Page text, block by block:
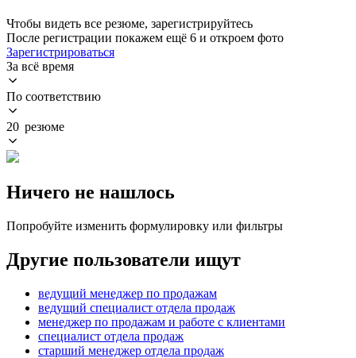
Чтобы видеть все резюме, зарегистрируйтесь
После регистрации покажем ещё 6 и откроем фото
Зарегистрироваться
За всё время
По соответствию
20 резюме
Ничего не нашлось
Попробуйте изменить формулировку или фильтры
Другие пользователи ищут
ведущий менеджер по продажам
ведущий специалист отдела продаж
менеджер по продажам и работе с клиентами
специалист отдела продаж
старший менеджер отдела продаж